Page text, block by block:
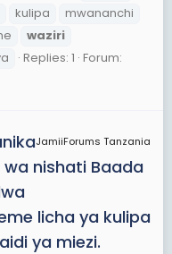
kulipa
mwananchi
waziri
Replies: 1 Forum:
JamiiForums Tanzania
nishati Baada
licha ya kulipa
ya miezi.